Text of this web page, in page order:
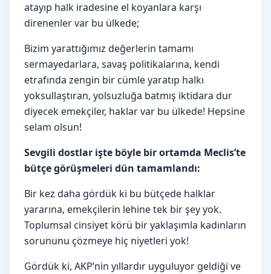
atayıp halk iradesine el koyanlara karşı
direnenler var bu ülkede;
Bizim yarattığımız değerlerin tamamı
sermayedarlara, savaş politikalarına, kendi
etrafında zengin bir cümle yaratıp halkı
yoksullaştıran, yolsuzluğa batmış iktidara dur
diyecek emekçiler, haklar var bu ülkede! Hepsine
selam olsun!
Sevgili dostlar işte böyle bir ortamda Meclis’te
bütçe görüşmeleri dün tamamlandı:
Bir kez daha gördük ki bu bütçede halklar
yararına, emekçilerin lehine tek bir şey yok.
Toplumsal cinsiyet körü bir yaklaşımla kadınların
sorununu çözmeye hiç niyetleri yok!
Gördük ki, AKP’nin yıllardır uyguluyor geldiği ve